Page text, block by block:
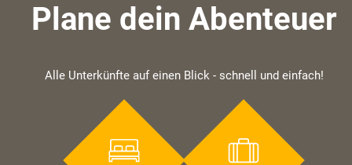
Plane dein Abenteuer
Alle Unterkünfte auf einen Blick - schnell und einfach!